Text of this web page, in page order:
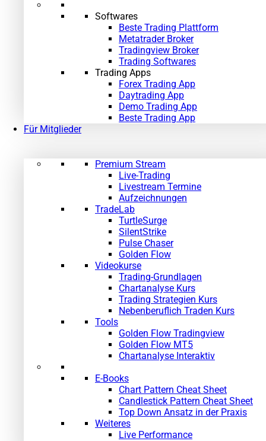
Softwares
Beste Trading Plattform
Metatrader Broker
Tradingview Broker
Trading Softwares
Trading Apps
Forex Trading App
Daytrading App
Demo Trading App
Beste Trading App
Für Mitglieder
Premium Stream
Live-Trading
Livestream Termine
Aufzeichnungen
TradeLab
TurtleSurge
SilentStrike
Pulse Chaser
Golden Flow
Videokurse
Trading-Grundlagen
Chartanalyse Kurs
Trading Strategien Kurs
Nebenberuflich Traden Kurs
Tools
Golden Flow Tradingview
Golden Flow MT5
Chartanalyse Interaktiv
E-Books
Chart Pattern Cheat Sheet
Candlestick Pattern Cheat Sheet
Top Down Ansatz in der Praxis
Weiteres
Live Performance